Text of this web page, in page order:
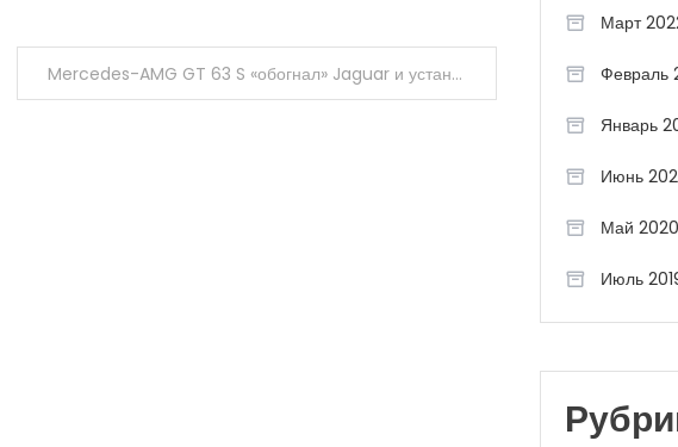
Mercedes-AMG GT 63 S «обогнал» Jaguar и установил новый рекорд Нюрбургринга
Март
Февраль
Январь
Июнь
Май 2020
Июль